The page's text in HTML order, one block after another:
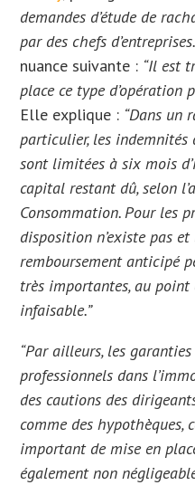
demandes d’étude de
par des chefs
nuance suivante : “Il est
place ce type d’opération
Elle explique : “Dans un
particulier, les
sont limitées à six mois
capital restant dû, selon
Consommation. Pour les
disposition n’existe pas
remboursement anticipé
très importantes, au point
infaisable.”
“Par ailleurs, les
professionnels dans
des cautions des
comme des hypothèques,
important de mise en
également non